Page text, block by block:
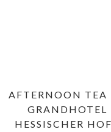
AFTERNOON TEA
GRANDHOTEL
HESSISCHER